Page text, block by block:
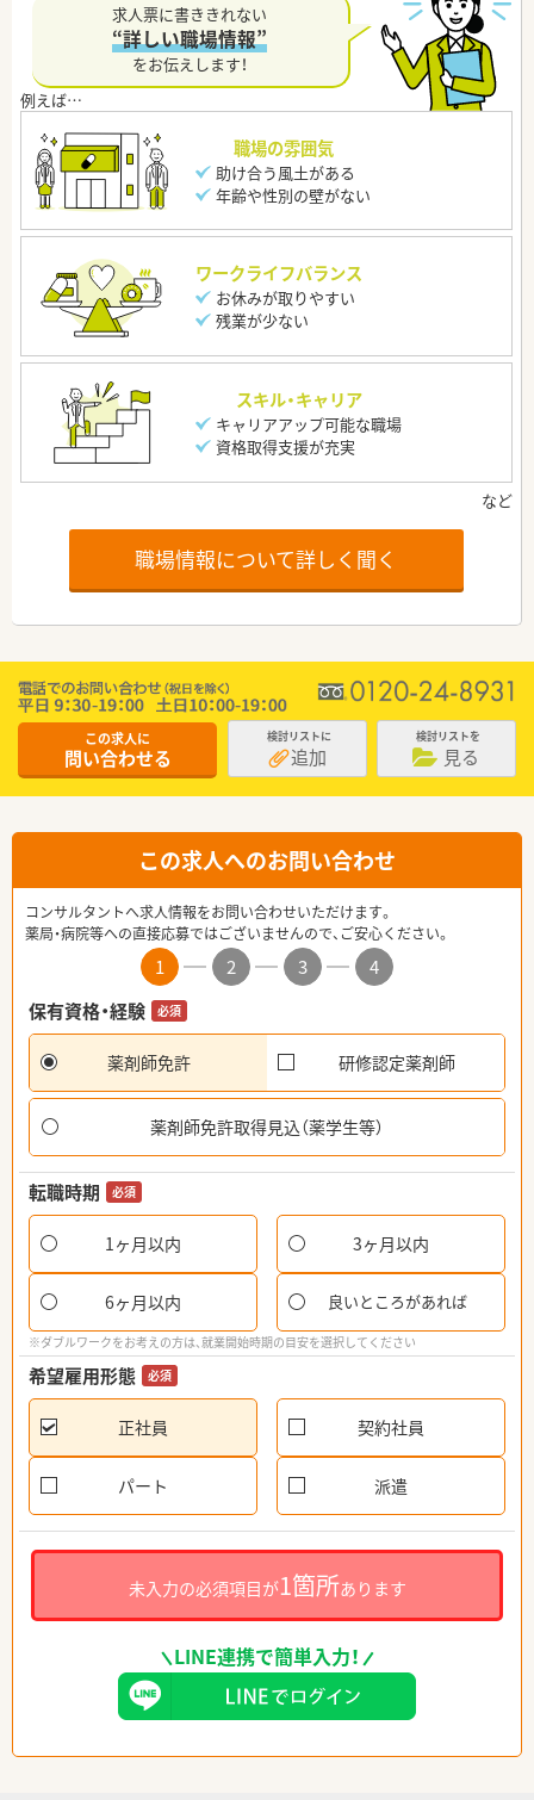
求人票に書ききれない
“詳しい職場情報”
をお伝えします！
職場の雰囲気
助け合う風土がある
年齢や性別の壁がない
ワークライフバランス
お休みが取りやすい
残業が少ない
スキル・キャリア
キャリアアップ可能な職場
資格取得支援が充実
職場情報について詳しく聞く
この求人に
問い合わせる
検討リストに
追加
検討リストを
見る
この求人へのお問い合わせ
コンサルタントへ求人情報をお問い合わせいただけます。
薬局・病院等への直接応募ではございませんので、ご安心ください。
1 2 3
4
保有資格・経験
必須
薬剤師免許 研修認定薬剤師
薬剤師免許取得見込（薬学生等）
転職時期 必須
1ヶ月以内 3ヶ月以内
6ヶ月以内 良いところがあれば
※ダブルワークをお考えの方は、就業開始時期の目安を選択してください
希望雇用形態 必須
正社員 契約社員
パート 派遣
未入力の必須項目が1箇所あります
LINE連携で簡単入力！